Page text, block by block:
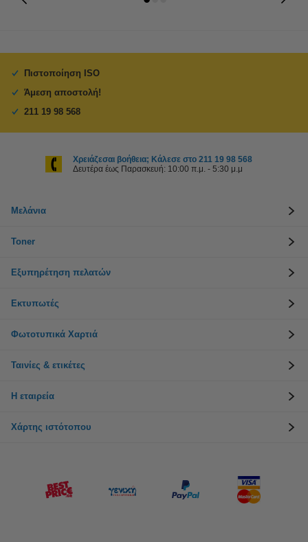
Πιστοποίηση ISO
Άμεση αποστολή!
211 19 98 568
Χρειάζεσαι βοήθεια; Κάλεσε στο 211 19 98 568
Δευτέρα έως Παρασκευή: 10:00 π.μ. - 5:30 μ.μ
Μελάνια
Toner
Εξυπηρέτηση πελατών
Εκτυπωτές
Φωτοτυπικά Χαρτιά
Ταινίες & ετικέτες
Η εταιρεία
Χάρτης ιστότοπου